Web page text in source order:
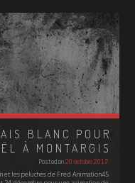
BLANC POUR
À MONTARGIS
Posted on20 octobre 2017
et les peluches de Fred Animation45